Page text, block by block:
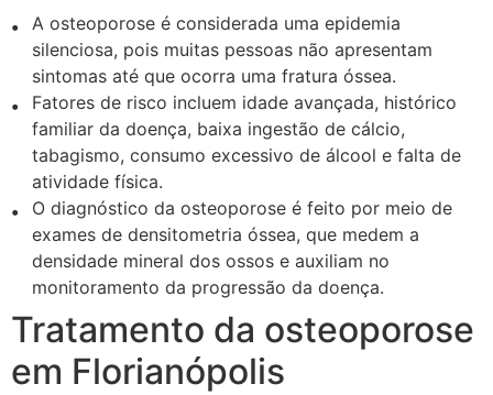
A osteoporose é considerada uma epidemia
silenciosa, pois muitas pessoas não apresentam
sintomas até que ocorra uma fratura óssea.
Fatores de risco incluem idade avançada, histórico
familiar da doença, baixa ingestão de cálcio,
tabagismo, consumo excessivo de álcool e falta de
atividade física.
O diagnóstico da osteoporose é feito por meio de
exames de densitometria óssea, que medem a
densidade mineral dos ossos e auxiliam no
monitoramento da progressão da doença.
Tratamento da osteoporose
em Florianópolis